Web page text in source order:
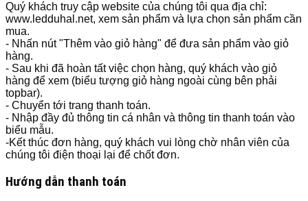
Quý khách truy cập website của chúng tôi qua địa chỉ:
www.ledduhal.net, xem sản phẩm và lựa chọn sản phẩm cần
mua.
- Nhấn nút "Thêm vào giỏ hàng" để đưa sản phẩm vào giỏ
hàng.
- Sau khi đã hoàn tất việc chọn hàng, quý khách vào giỏ
hàng để xem (biểu tượng giỏ hàng ngoài cùng bên phải
topbar).
- Chuyển tới trang thanh toán.
- Nhập đầy đủ thông tin cá nhân và thông tin thanh toán vào
biểu mẫu.
-Kết thúc đơn hàng, quý khách vui lòng chờ nhân viên của
chúng tôi điện thoại lại để chốt đơn.
Hướng dẫn thanh toán